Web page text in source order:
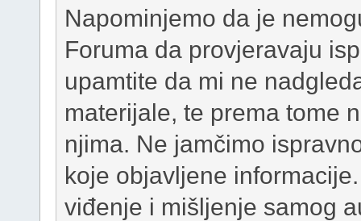
Napominjemo da je
Foruma da provjeravaju
upamtite da mi ne
materijale, te prema tome
njima. Ne jamčimo
koje objavljene
viđenje i mišljenje samog